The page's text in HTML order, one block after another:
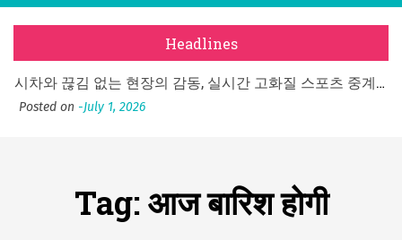
n
New
s
Headlines
A History of European Stadium Moments of Goodwill
June 18, 2026
Tag:आज बारिश होगी